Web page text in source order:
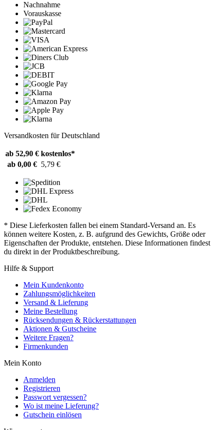
Nachnahme
Vorauskasse
Versandkosten für Deutschland
ab 52,90 € kostenlos*
ab 0,00 € 5,79 €
* Diese Lieferkosten fallen bei einem Standard-Versand an. Es
können weitere Kosten, z. B. aufgrund des Gewichts, Größe oder
Eigenschaften der Produkte, entstehen. Diese Informationen findest
du direkt in der Produktbeschreibung.
Hilfe & Support
Mein Kundenkonto
Zahlungsmöglichkeiten
Versand & Lieferung
Meine Bestellung
Rücksendungen & Rückerstattungen
Aktionen & Gutscheine
Weitere Fragen?
Firmenkunden
Mein Konto
Anmelden
Registrieren
Passwort vergessen?
Wo ist meine Lieferung?
Gutschein einlösen